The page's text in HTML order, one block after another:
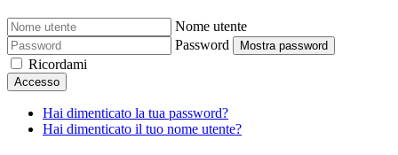
Nome utente
Password
Mostra password
Ricordami
Accesso
Hai dimenticato la tua password?
Hai dimenticato il tuo nome utente?